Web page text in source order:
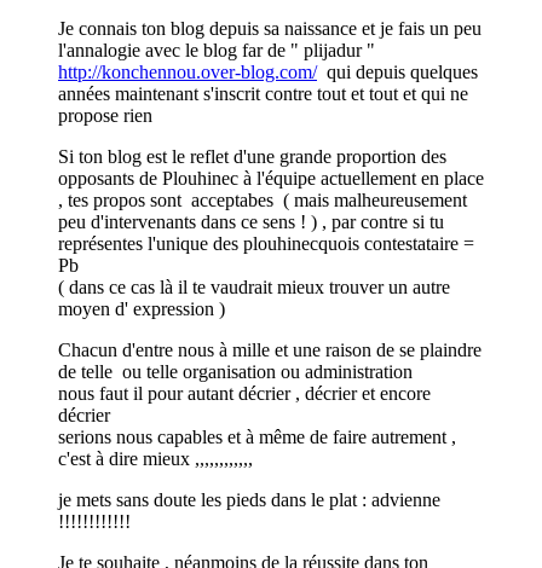
Je connais ton blog depuis sa naissance et je fais un peu
l'annalogie avec le blog far de " plijadur "
http://konchennou.over-blog.com/qui depuis quelques
années maintenant s'inscrit contre tout et tout et qui ne
propose rien
Si ton blog est le reflet d'une grande proportion des
opposants de Plouhinec à l'équipe actuellement en place
, tes propos sont acceptabes ( mais malheureusement
peu d'intervenants dans ce sens ! ) , par contre si tu
représentes l'unique des plouhinecquois contestataire =
Pb
( dans ce cas là il te vaudrait mieux trouver un autre
moyen d' expression )
Chacun d'entre nous à mille et une raison de se plaindre
de telle ou telle organisation ou administration
nous faut il pour autant décrier , décrier et encore
décrier
serions nous capables et à même de faire autrement ,
c'est à dire mieux ,,,,,,,,,,,,
je mets sans doute les pieds dans le plat : advienne
!!!!!!!!!!!!
Je te souhaite , néanmoins de la réussite dans ton